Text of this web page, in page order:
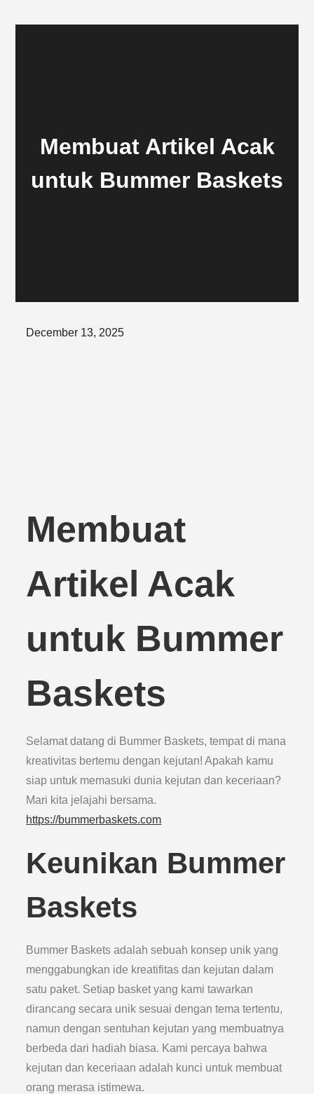
Membuat Artikel Acak
untuk Bummer Baskets
Posted
December 13, 2025
Membuat
Artikel Acak
untuk Bummer
Baskets
Selamat datang di Bummer Baskets, tempat di mana
kreativitas bertemu dengan kejutan! Apakah kamu
siap untuk memasuki dunia kejutan dan keceriaan?
Mari kita jelajahi bersama.
https://bummerbaskets.com
Keunikan Bummer
Baskets
Bummer Baskets adalah sebuah konsep unik yang
menggabungkan ide kreatifitas dan kejutan dalam
satu paket. Setiap basket yang kami tawarkan
dirancang secara unik sesuai dengan tema tertentu,
namun dengan sentuhan kejutan yang membuatnya
berbeda dari hadiah biasa. Kami percaya bahwa
kejutan dan keceriaan adalah kunci untuk membuat
orang merasa istimewa.